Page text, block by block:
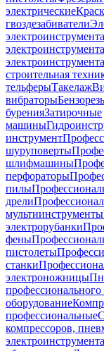
электрические
гвоздезабиватели
электроинструмента
электроинструмента
электроинструмента
строительная
тельферыТакелаж
вибраторы
буренияЗатирочные
машины
инструмент
шуруповерты
шлифмашины
перфораторы
пилы
дрели
мультиинструменты
электрорубанки
фены
пистолеты
станки
электроножницы
профессионального
оборудование
профессиональные
компрессоров,
электроинструмента